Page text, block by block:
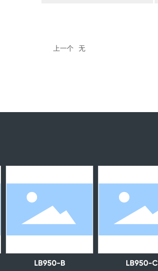
上一个 无
LB950-B LB950-C